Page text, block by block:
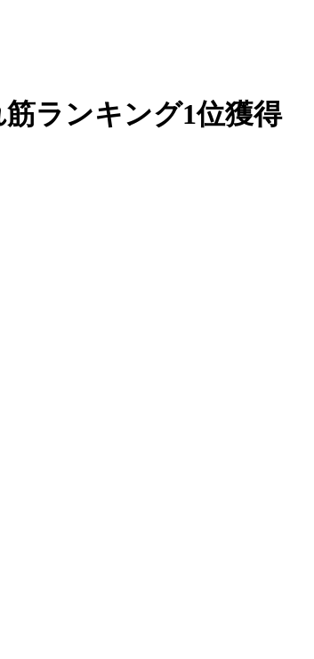
ランキング1位獲得